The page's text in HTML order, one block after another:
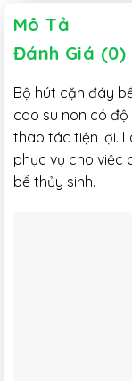
Mô Tả
Đánh Giá (0)
Bộ hút cặn đáy
cao su non có độ
thao tác tiện lợi.
phục vụ cho việc
bể thủy sinh.